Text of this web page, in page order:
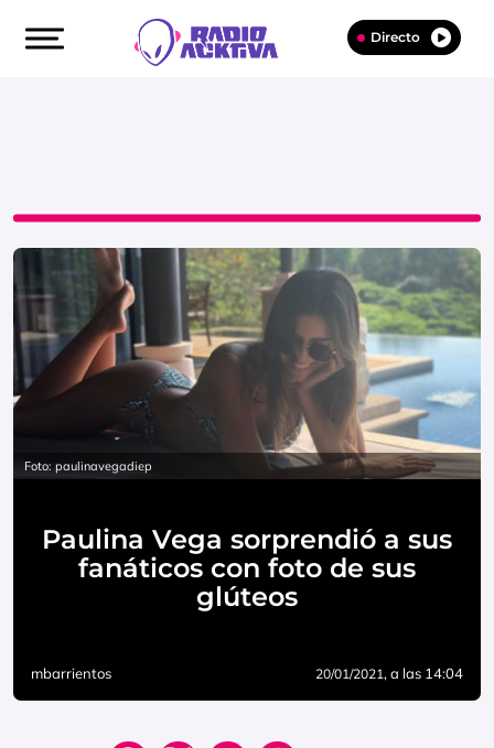
Directo
Foto: paulinavegadiep
Paulina Vega sorprendió a sus
fanáticos con foto de sus
glúteos
mbarrientos 20/01/2021, a las 14:04